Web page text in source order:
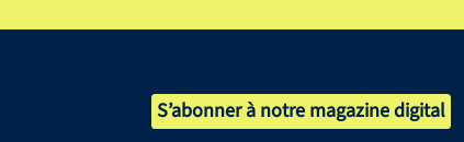
S’abonner à notre magazine digital